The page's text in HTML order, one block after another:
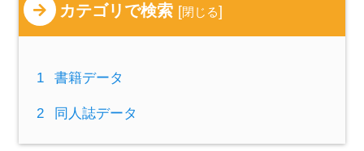
カテゴリで検索 [閉じる]
1 書籍データ
2 同人誌データ